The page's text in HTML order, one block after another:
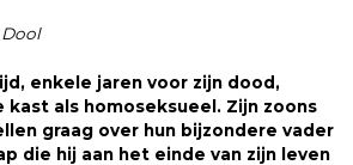
enkele jaren voor zijn dood,
kast als homoseksueel. Zijn zoons
graag over hun bijzondere vader
die hij aan het einde van zijn leven